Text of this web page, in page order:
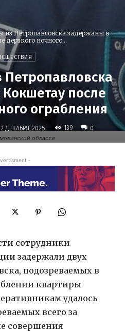
области
из Петропавловска задержаны в
дерзкого ночного...
Петропавловска
после
ограбления
2 ДЕКАБРЯ, 2025 139 0
-
сотрудники
задержали двух
подозреваемых в
квартиры
удалось
всего за
совершения